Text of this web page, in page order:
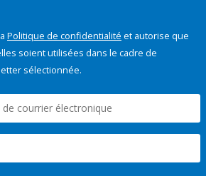
Politique de confidentialité et autorise que
soient utilisées dans le cadre de
sélectionnée.